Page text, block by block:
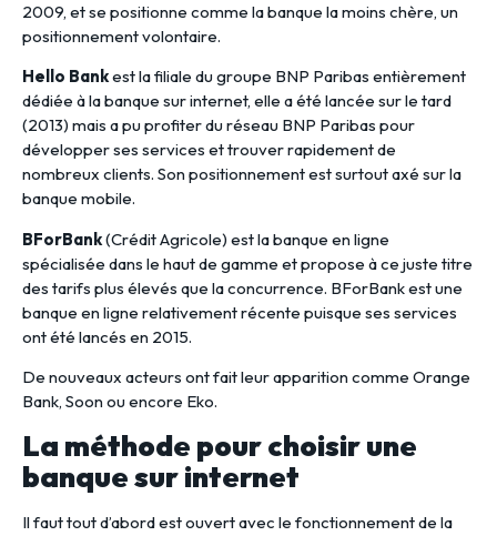
2009, et se positionne comme la banque la moins chère, un
positionnement volontaire.
Hello Bankest la filiale du groupe BNP Paribas entièrement
dédiée à la banque sur internet, elle a été lancée sur le tard
(2013) mais a pu profiter du réseau BNP Paribas pour
développer ses services et trouver rapidement de
nombreux clients. Son positionnement est surtout axé sur la
banque mobile.
BForBank(Crédit Agricole) est la banque en ligne
spécialisée dans le haut de gamme et propose à ce juste titre
des tarifs plus élevés que la concurrence. BForBank est une
banque en ligne relativement récente puisque ses services
ont été lancés en 2015.
De nouveaux acteurs ont fait leur apparition comme Orange
Bank, Soon ou encore Eko.
La méthode pour choisir une
banque sur internet
Il faut tout d’abord est ouvert avec le fonctionnement de la